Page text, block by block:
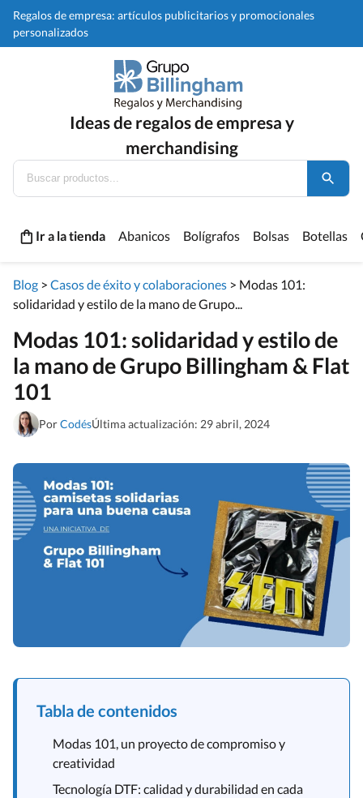
Regalos de empresa: artículos publicitarios y promocionales
personalizados
Ideas de regalos de empresa y
merchandising
Ir a la tienda Abanicos Bolígrafos Bolsas Botellas
Blog > Casos de éxito y colaboraciones > Modas 101:
solidaridad y estilo de la mano de Grupo...
Modas 101: solidaridad y estilo de
la mano de Grupo Billingham & Flat
101
PorCodésÚltima actualización: 29 abril, 2024
Tabla de contenidos
Modas 101, un proyecto de compromiso y
creatividad
Tecnología DTF: calidad y durabilidad en cada